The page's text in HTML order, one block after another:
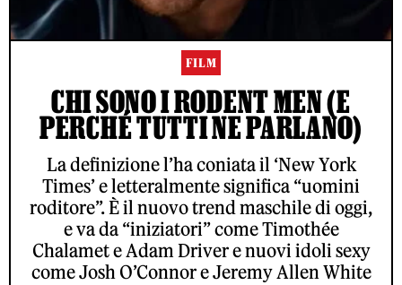
FILM
CHI SONO I RODENT MEN (E
PERCHÉ TUTTI NE PARLANO)
La definizione l’ha coniata il ‘New York
Times’ e letteralmente significa “uomini
roditore”. È il nuovo trend maschile di oggi,
e va da “iniziatori” come Timothée
Chalamet e Adam Driver e nuovi idoli sexy
come Josh O’Connor e Jeremy Allen White